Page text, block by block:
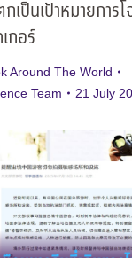
เป็นเป้าหมายการ
กอร์
Around The World
Team 21 July